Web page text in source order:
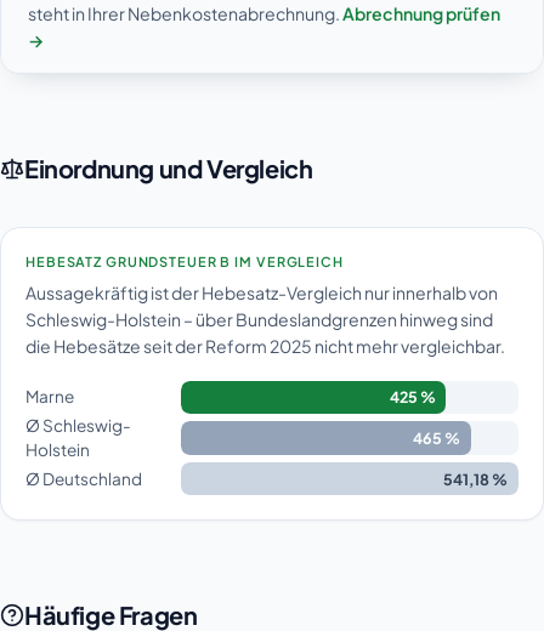
steht in Ihrer Nebenkostenabrechnung.Abrechnung prüfen
→
Einordnung und Vergleich
HEBESATZ GRUNDSTEUER B IM VERGLEICH
Aussagekräftig ist der Hebesatz-Vergleich nur innerhalb von
Schleswig-Holstein – über Bundeslandgrenzen hinweg sind
die Hebesätze seit der Reform 2025 nicht mehr vergleichbar.
Marne 425 %
Ø Schleswig-
Holstein
465 %
Ø Deutschland 541,18 %
Häufige Fragen